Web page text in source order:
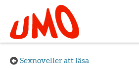
Till startsidan för Umo
Sexnoveller att läsa